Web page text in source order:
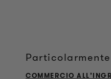
COMMERCIO